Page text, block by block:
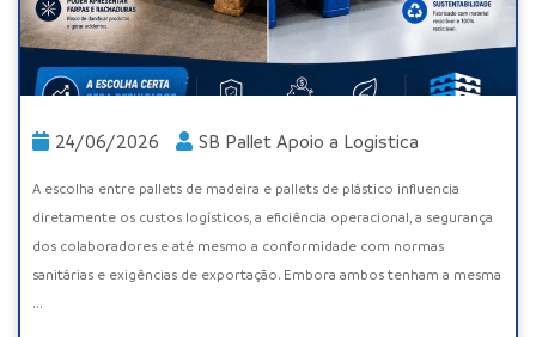
24/06/2026 SB Pallet Apoio a Logistica
A escolha entre pallets de madeira e pallets de plástico influencia
diretamente os custos logísticos, a eficiência operacional, a segurança
dos colaboradores e até mesmo a conformidade com normas
sanitárias e exigências de exportação. Embora ambos tenham a mesma
...